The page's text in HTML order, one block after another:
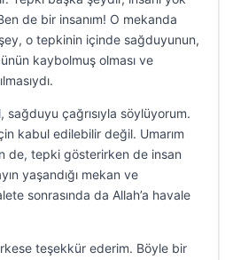
de bir insanım! O mekanda
o tepkinin içinde sağduyunun,
kaybolmuş olması ve
çağrısıyla söylüyorum.
kabul edilebilir değil. Umarım
de, tepki gösterirken de insan
yaşandığı mekan ve
sonrasında da Allah’a havale
teşekkür ederim. Böyle bir